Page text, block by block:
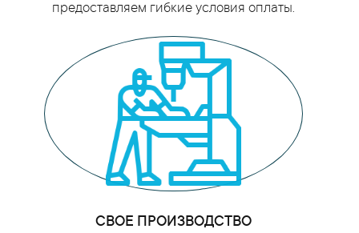
предоставляем гибкие условия оплаты.
СВОЕ ПРОИЗВОДСТВО